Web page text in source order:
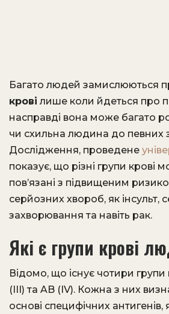
Багато людей замислюються
крові лише коли йдеться про
насправді вона може багато
чи схильна людина до певних
Дослідження, проведене
показує, що різні групи крові
пов’язані з підвищеним
серйозних хвороб, як інсульт,
захворювання та навіть рак.
Які є групи крові
Відомо, що існує чотири групи
(III) та AB (IV). Кожна з них
основі специфічних антигенів,